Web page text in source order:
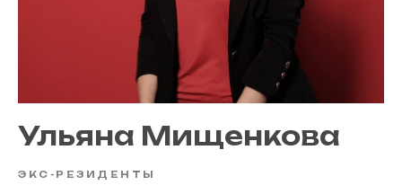
Ульяна Мищенкова
ЭКС-РЕЗИДЕНТЫ